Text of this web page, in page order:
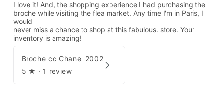
I love it! And, the shopping experience I had purchasing the
broche while visiting the flea market. Any time I'm in Paris, I
would
never miss a chance to shop at this fabulous. store. Your
inventory is amazing!
Broche cc Chanel 2002
5 ★ · 1 review